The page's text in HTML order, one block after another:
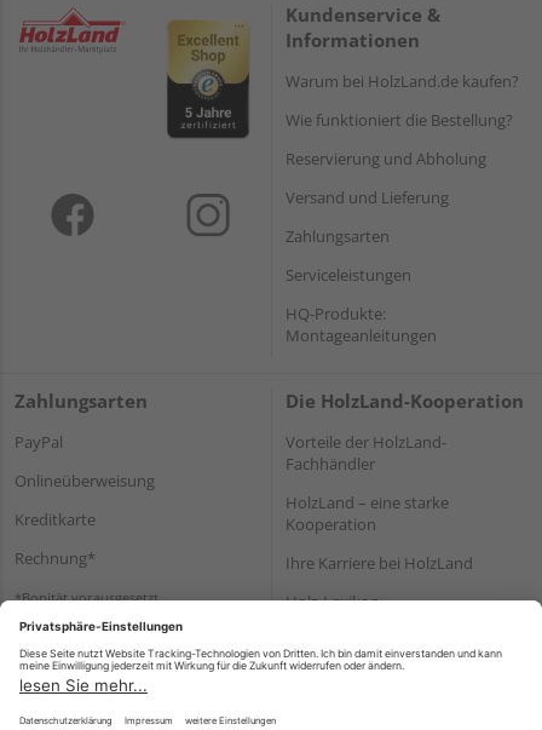
Kundenservice &
Informationen
Warum bei HolzLand.de kaufen?
Wie funktioniert die Bestellung?
Reservierung und Abholung
Versand und Lieferung
Zahlungsarten
Serviceleistungen
HQ-Produkte:
Montageanleitungen
Zahlungsarten
PayPal
Onlineüberweisung
Kreditkarte
Rechnung*
*Bonität vorausgesetzt
Die HolzLand-Kooperation
Vorteile der HolzLand-
Fachhändler
HolzLand – eine starke
Kooperation
Ihre Karriere bei HolzLand
Holz-Lexikon